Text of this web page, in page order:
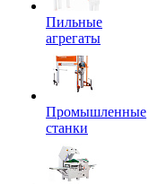
Пильные
агрегаты
Промышленные
станки